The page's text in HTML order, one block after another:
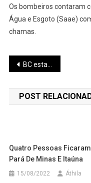
Os bombeiros contaram
Água e Esgoto (Saae)
chamas.
Navegação
de
Post
BC estabelece limite de cobrança de taxas nas máquinas de cartão
POST
Quatro Pessoas
Pará De Minas E Itaúna
15/08/2022 Áthila